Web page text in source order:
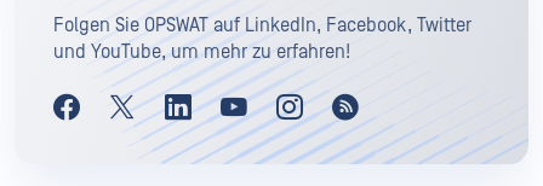
Folgen Sie OPSWAT auf LinkedIn, Facebook, Twitter
und YouTube, um mehr zu erfahren!